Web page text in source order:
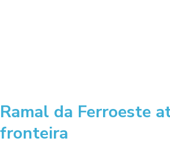
Ramal da Ferroeste
fronteira